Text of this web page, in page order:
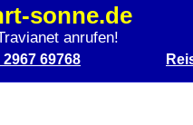
sonne.de
anrufen!
2967 69768